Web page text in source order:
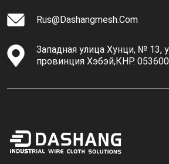
Rus@dashangmesh.com
Западная улица Хунци, № 13,
провинция Хэбэй,КНР. 053600